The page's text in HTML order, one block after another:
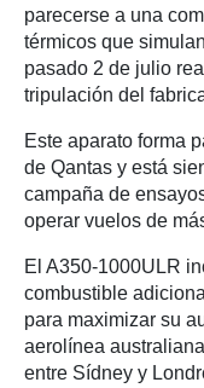
parecerse a una
térmicos que
pasado 2 de julio
tripulación del
Este aparato forma
de Qantas y está
campaña de
operar vuelos de
El A350-1000ULR
combustible
para maximizar su
aerolínea
entre Sídney y